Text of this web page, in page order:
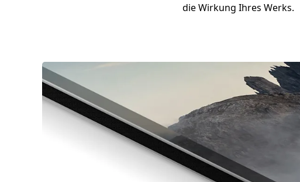
die Wirkung Ihres Werks.